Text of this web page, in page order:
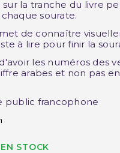
sur la tranche du livre
sourate.
de connaître
à lire pour finir la
les numéros des
arabes et non pas
public francophone
EN STOCK